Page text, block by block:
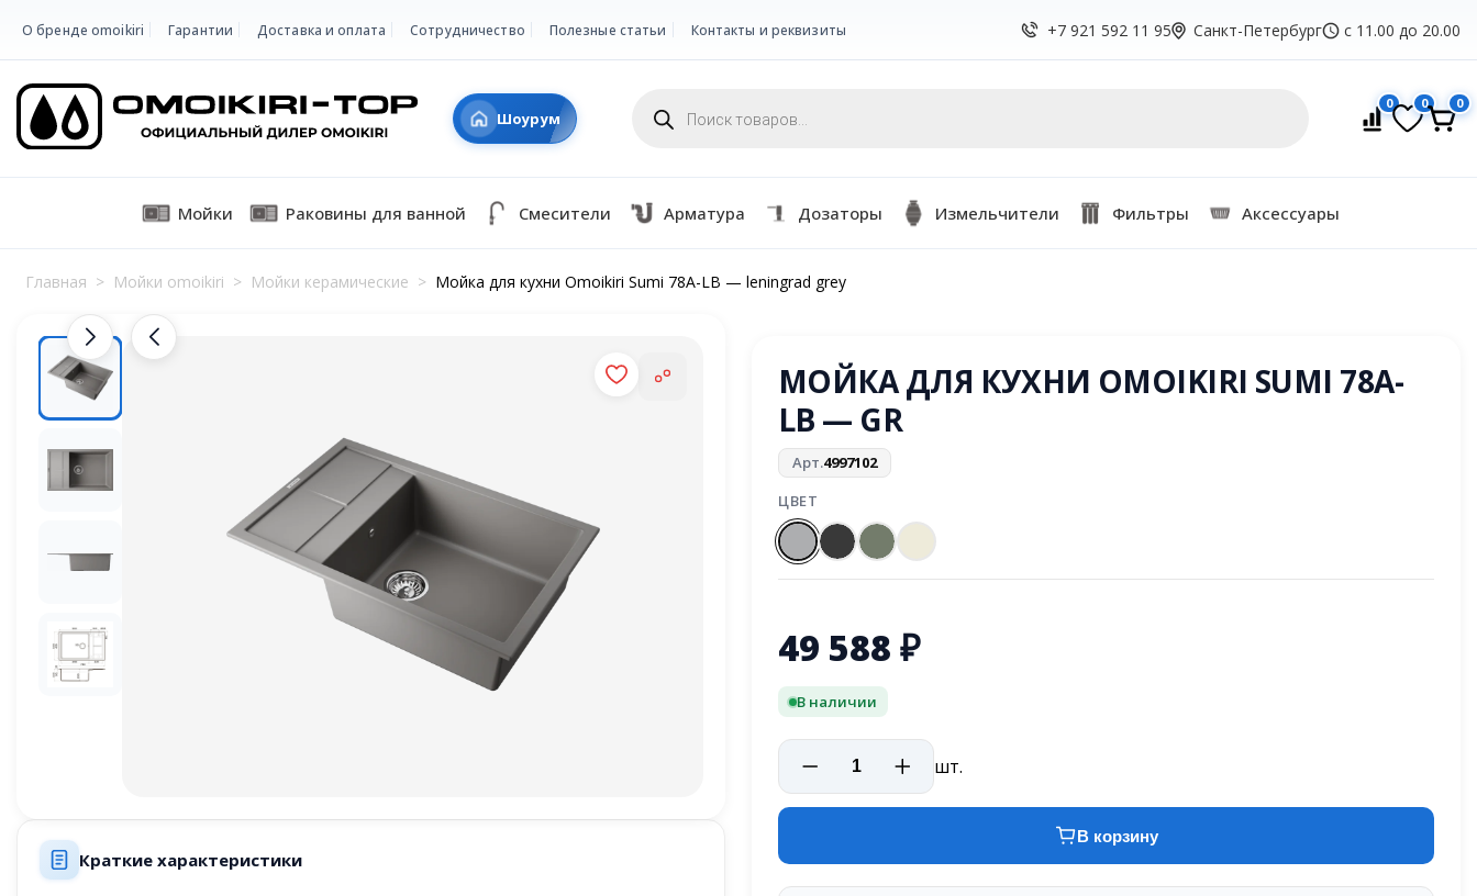
О бренде omoikiri Гарантии Доставка и оплата Сотрудничество Полезные статьи Контакты и реквизиты +7 921 592 11 95 Санкт-Петербург с 11.00 до 20.00
Шоурум товаров 0 0 0
Мойки Раковины для ванной Смесители Арматура Дозаторы Измельчители Фильтры Аксессуары
Главная > Мойки omoikiri > Мойки керамические > Мойка для кухни Omoikiri Sumi 78A-LB — leningrad grey
Краткие характеристики
МОЙКА ДЛЯ КУХНИ OMOIKIRI SUMI 78A-
LB — GR
Арт.4997102
ЦВЕТ
49 588 ₽
В наличии
шт.
В корзину